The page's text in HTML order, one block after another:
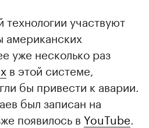
участвуют
американских
уже несколько раз
в этой системе,
бы привести к аварии.
был записан на
появилось в YouTube